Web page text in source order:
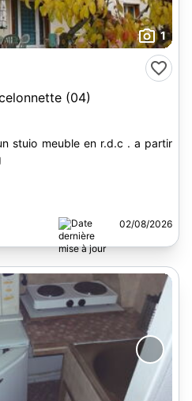
1
(04)
stuio meuble en r.d.c . a partir
02/08/2026